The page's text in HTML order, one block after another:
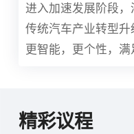
进入加速发展阶段，
传统汽车产业转型
更智能，更个性，
精彩议程